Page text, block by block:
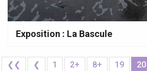
Exposition : La Bascule
❮❮ ❮ 1 2+ 8+ 19 20